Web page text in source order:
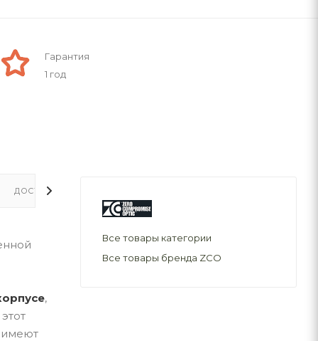
Гарантия
1 год
ДОСТАВКА
,
имеют
Все товары категории
Все товары бренда ZCO